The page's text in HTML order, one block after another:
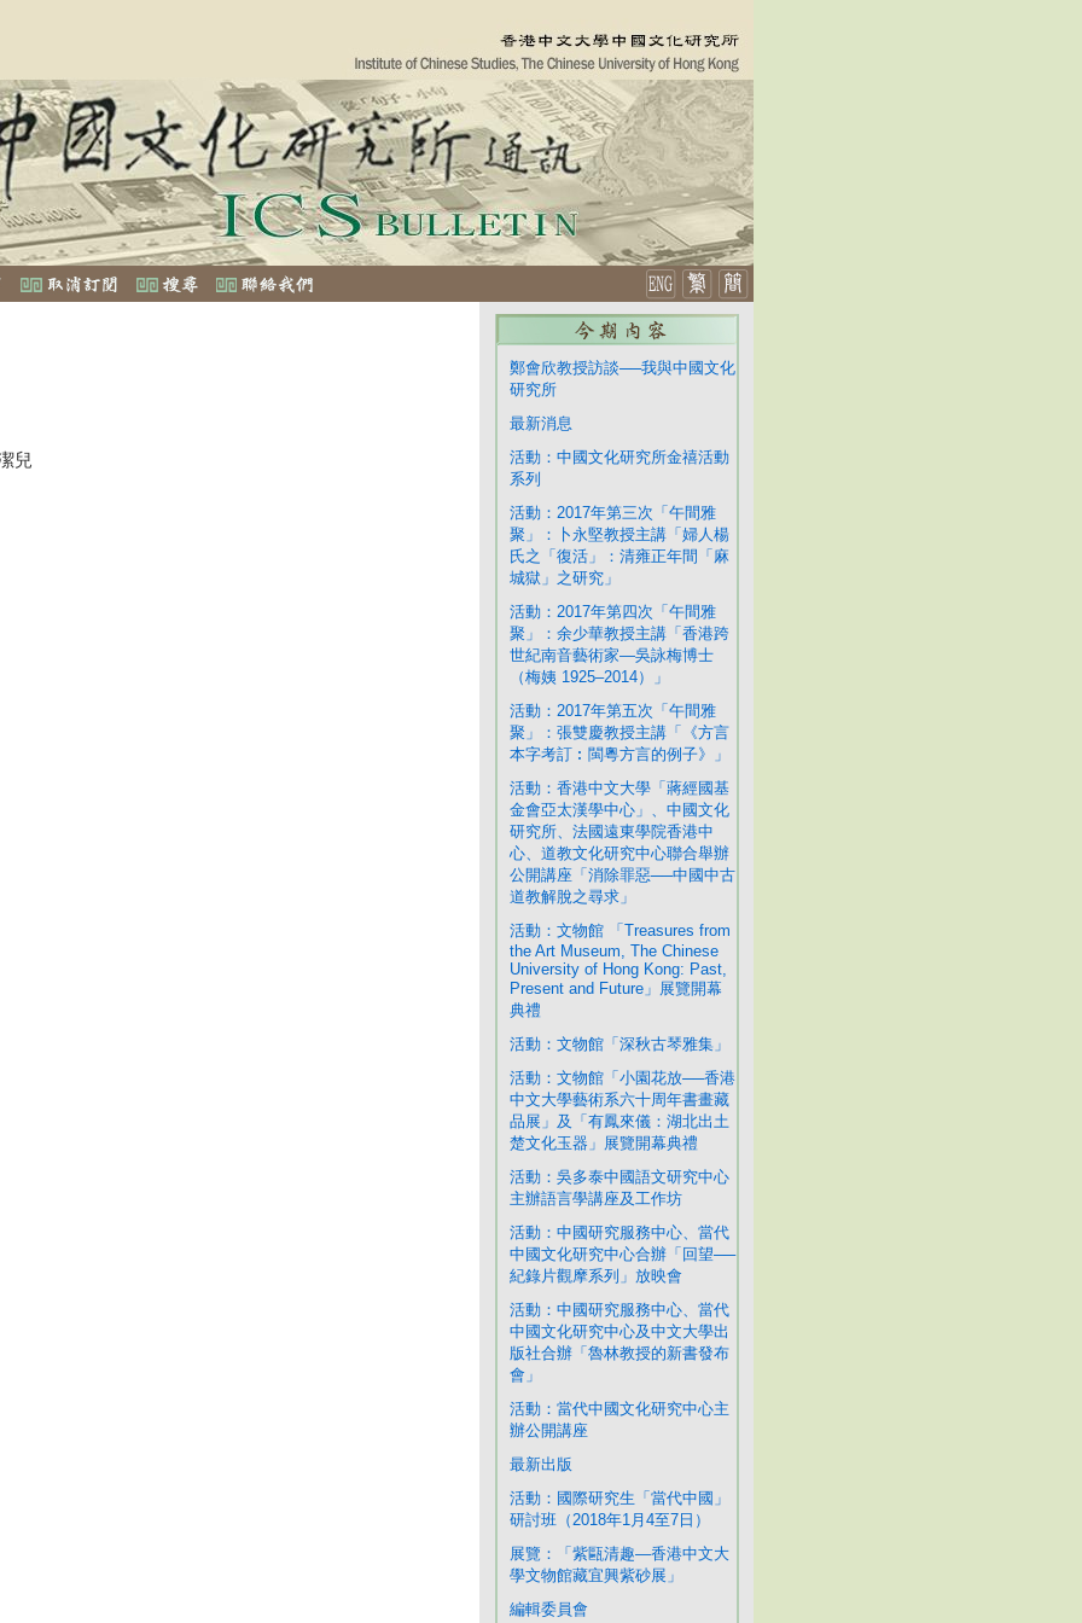
兒
鄭會欣教授訪談──我與中國文化
研究所
最新消息
活動：中國文化研究所金禧活動
系列
活動：2017年第三次「午間雅
聚」：卜永堅教授主講「婦人楊
氏之「復活」：清雍正年間「麻
城獄」之研究」
活動：2017年第四次「午間雅
聚」：余少華教授主講「香港跨
世紀南音藝術家—吳詠梅博士
（梅姨 1925–2014）」
活動：2017年第五次「午間雅
聚」：張雙慶教授主講「《方言
本字考訂︰閩粵方言的例子》」
活動：香港中文大學「蔣經國基
金會亞太漢學中心」、中國文化
研究所、法國遠東學院香港中
心、道教文化研究中心聯合舉辦
公開講座「消除罪惡──中國中古
道教解脫之尋求」
活動：文物館 「Treasures from
the Art Museum, The Chinese
University of Hong Kong: Past,
Present and Future」展覽開幕
典禮
活動：文物館「深秋古琴雅集」
活動：文物館「小園花放──香港
中文大學藝術系六十周年書畫藏
品展」及「有鳳來儀：湖北出土
楚文化玉器」展覽開幕典禮
活動：吳多泰中國語文研究中心
主辦語言學講座及工作坊
活動：中國研究服務中心、當代
中國文化研究中心合辦「回望──
紀錄片觀摩系列」放映會
活動：中國研究服務中心、當代
中國文化研究中心及中文大學出
版社合辦「魯林教授的新書發布
會」
活動：當代中國文化研究中心主
辦公開講座
最新出版
活動：國際研究生「當代中國」
研討班（2018年1月4至7日）
展覽：「紫甌清趣—香港中文大
學文物館藏宜興紫砂展」
編輯委員會